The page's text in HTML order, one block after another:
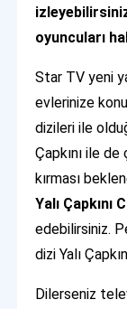
oyuncuları
Star TV yeni
evlerinize
dizileri ile
Çapkını ile
kırması
Yalı Çapkını
edebilirsiniz.
dizi Yalı
Dilerseniz